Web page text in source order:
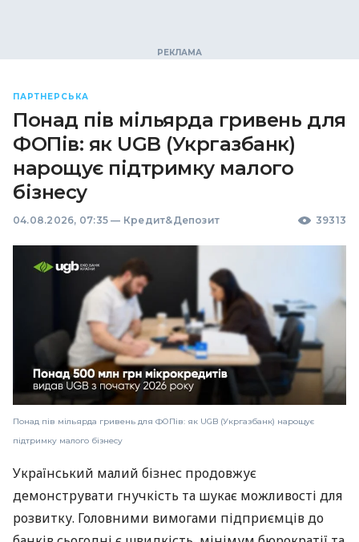
ПАРТНЕРСЬКА
Понад пів мільярда гривень для
ФОПів: як UGB (Укргазбанк)
нарощує підтримку малого
бізнесу
04.08.2026, 07:35 — Кредит&Депозит 39313
Понад пів мільярда гривень для ФОПів: як UGB (Укргазбанк) нарощує
підтримку малого бізнесу
Український малий бізнес продовжує
демонструвати гнучкість та шукає можливості для
розвитку. Головними вимогами підприємців до